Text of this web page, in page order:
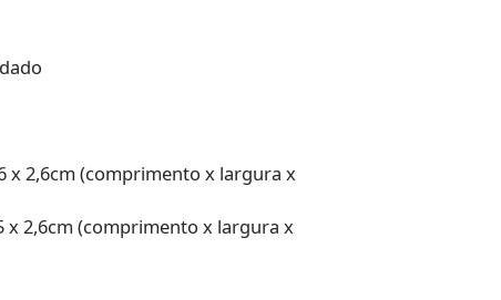
x 2,6cm (comprimento x largura x
x 2,6cm (comprimento x largura x